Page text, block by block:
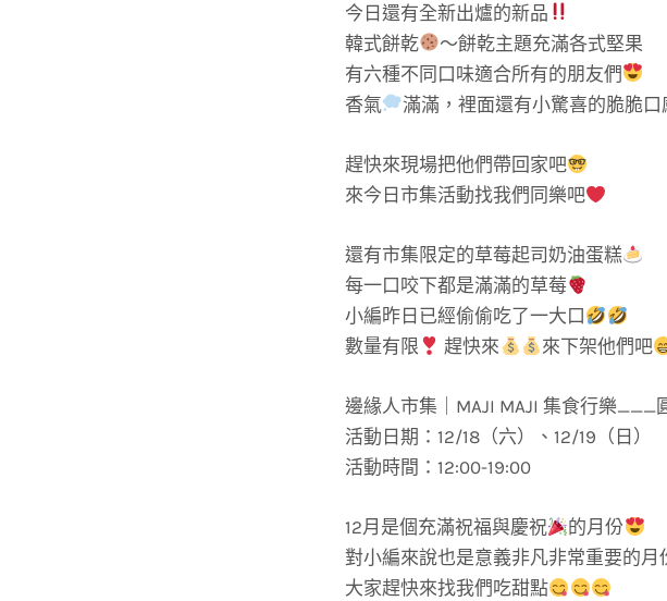
今日還有全新出爐的新品
韓式餅乾
～餅乾主題充滿各式堅果
有六種不同口味適合所有的朋友們
香氣
滿滿，裡面還有小驚喜的脆脆口
趕快來現場把他們帶回家吧
來今日市集活動找我們同樂吧
還有市集限定的草莓起司奶油蛋糕
每一口咬下都是滿滿的草莓
小編昨日已經偷偷吃了一大口
數量有限
趕快來 來下架他們吧
邊緣人市集｜MAJI MAJI 集食行樂___
活動日期：12/18（六）、12/19（日）
活動時間：12:00-19:00
12月是個充滿祝福與慶祝
的月份
對小編來說也是意義非凡非常重要的月
大家趕快來找我們吃甜點